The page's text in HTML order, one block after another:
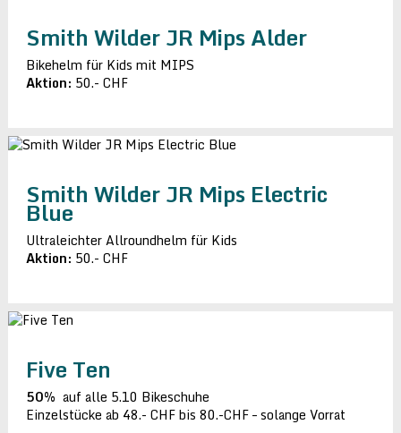
Smith Wilder JR Mips Alder
Bikehelm für Kids mit MIPS
Aktion: 50.- CHF
Smith Wilder JR Mips Electric
Blue
Ultraleichter Allroundhelm für Kids
Aktion: 50.- CHF
Five Ten
50% auf alle 5.10 Bikeschuhe
Einzelstücke ab 48.- CHF bis 80.-CHF – solange Vorrat